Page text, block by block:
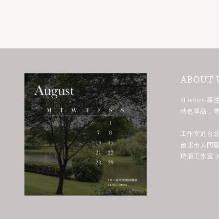
ABOUT
REreburn 專
特色單品，
工作室近台
台北市大同
瑞朋工作室